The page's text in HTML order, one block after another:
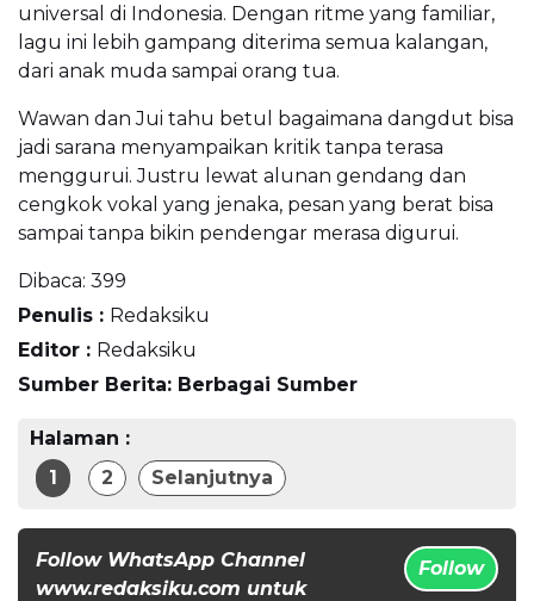
universal di Indonesia. Dengan ritme yang familiar,
lagu ini lebih gampang diterima semua kalangan,
dari anak muda sampai orang tua.
Wawan dan Jui tahu betul bagaimana dangdut bisa
jadi sarana menyampaikan kritik tanpa terasa
menggurui. Justru lewat alunan gendang dan
cengkok vokal yang jenaka, pesan yang berat bisa
sampai tanpa bikin pendengar merasa digurui.
Dibaca: 399
Penulis : Redaksiku
Editor : Redaksiku
Sumber Berita: Berbagai Sumber
Halaman :
1
2 Selanjutnya
Follow WhatsApp Channel
www.redaksiku.com untuk
Follow